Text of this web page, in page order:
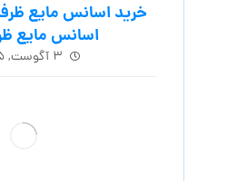
خرید اسانس مایع
اسانس مایع
۳ آگوست, ۲۰۲۵